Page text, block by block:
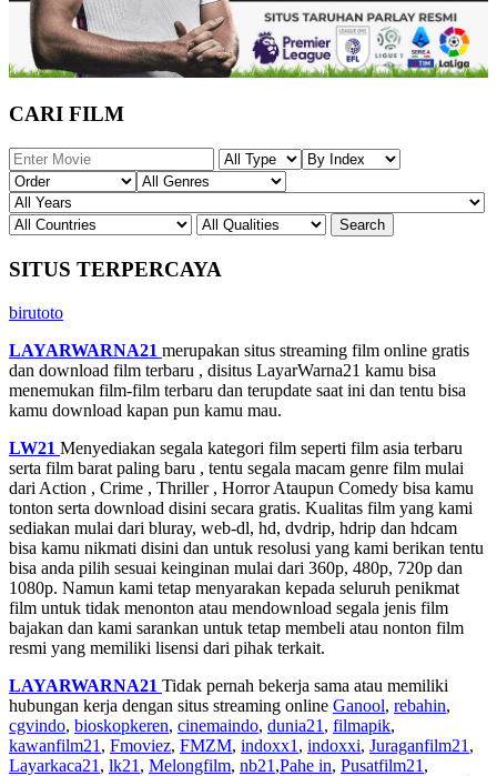
CARI FILM
SITUS TERPERCAYA
birutoto
LAYARWARNA21 merupakan situs streaming film online gratis
dan download film terbaru , disitus LayarWarna21 kamu bisa
menemukan film-film terbaru dan terupdate saat ini dan tentu bisa
kamu download kapan pun kamu mau.
LW21 Menyediakan segala kategori film seperti film asia terbaru
serta film barat paling baru , tentu segala macam genre film mulai
dari Action , Crime , Thriller , Horror Ataupun Comedy bisa kamu
tonton serta download disini secara gratis. Kualitas film yang kami
sediakan mulai dari bluray, web-dl, hd, dvdrip, hdrip dan hdcam
bisa kamu nikmati disini dan untuk resolusi yang kami berikan tentu
bisa anda pilih sesuai keinginan mulai dari 360p, 480p, 720p dan
1080p. Namun kami tetap menyarakan kepada seluruh penikmat
film untuk tidak menonton atau mendownload segala jenis film
bajakan dan kami sarankan untuk tetap membeli atau nonton film
resmi yang memiliki lisensi dari pihak terkait.
LAYARWARNA21 Tidak pernah bekerja sama atau memiliki
hubungan kerja dengan situs streaming online Ganool, rebahin,
cgvindo, bioskopkeren, cinemaindo, dunia21 , filmapik,
kawanfilm21 , Fmoviez, FMZM, indoxx1 , indoxxi, Juraganfilm21 ,
Layarkaca21 , lk21 , Melongfilm, nb21 ,Pahe in, Pusatfilm21 ,